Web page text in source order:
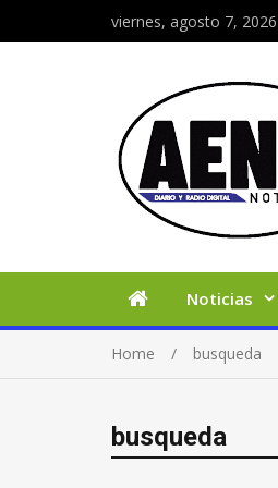
viernes, agosto 7, 2026
Noticias
Home busqueda
busqueda